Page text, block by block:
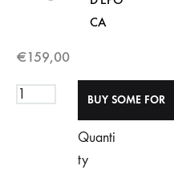
CA
€159,00
Quanti
ty